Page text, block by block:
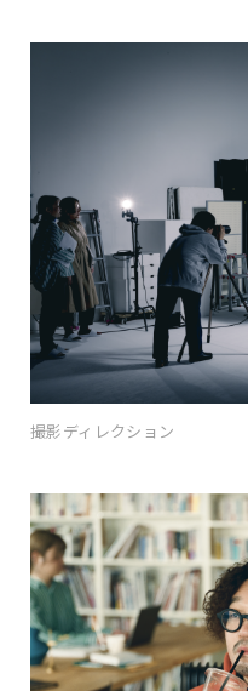
撮影ディレクション